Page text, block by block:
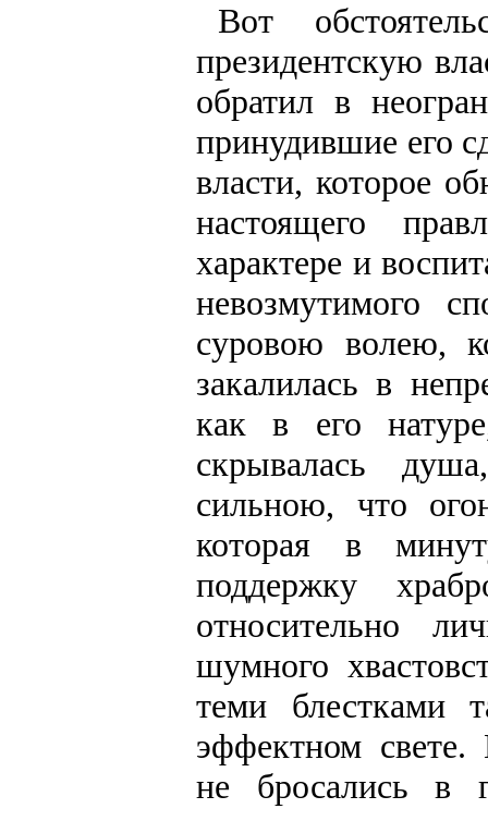
Вот
президентскую
обратил в
принудившие его
власти, которое
настоящего
характере и
невозмутимого
суровою волею,
закалилась в
как в его
скрывалась
сильною, что
которая в
поддержку
относительно
шумного
теми блестками
эффектном
не бросались в